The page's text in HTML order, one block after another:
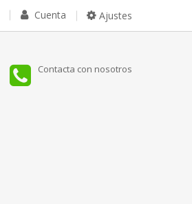
Ajustes
Cuenta
Contacta con nosotros